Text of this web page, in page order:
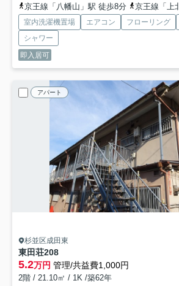
京王線「八幡山」駅 徒歩8分
京王線「上
室内洗濯機置場 エアコン フローリング
シャワー
即入居可
アパート
杉並区成田東
東田荘208
5.2万円 管理/共益費1,000円
2階 / 21.10㎡ / 1K /築62年